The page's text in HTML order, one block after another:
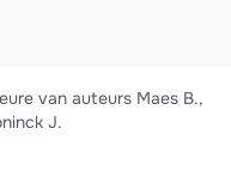
van auteurs Maes B.,
Van Doninck J.